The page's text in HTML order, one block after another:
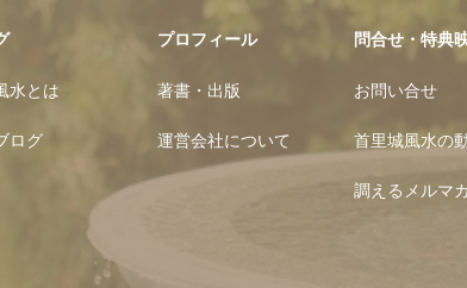
水とは
ログ
プロフィール
著書・出版
運営会社について
問合せ・特典
お問い合せ
首里城風水の
調えるメルマ